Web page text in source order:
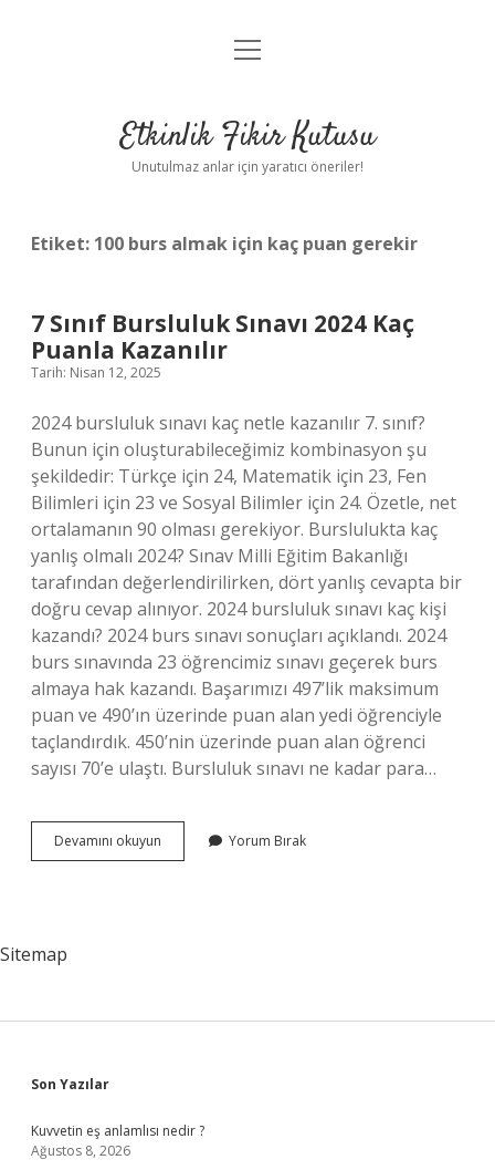
Anasayfa
Yasal Uyarı
menüyü
Etkinlik Fikir Kutusu
Unutulmaz anlar için yaratıcı öneriler!
Etiket: 100 burs almak için kaç puan gerekir
7 Sınıf Bursluluk Sınavı 2024 Kaç
Puanla Kazanılır
Tarih: Nisan 12, 2025
2024 bursluluk sınavı kaç netle kazanılır 7. sınıf?
Bunun için oluşturabileceğimiz kombinasyon şu
şekildedir: Türkçe için 24, Matematik için 23, Fen
Bilimleri için 23 ve Sosyal Bilimler için 24. Özetle, net
ortalamanın 90 olması gerekiyor. Burslulukta kaç
yanlış olmalı 2024? Sınav Milli Eğitim Bakanlığı
tarafından değerlendirilirken, dört yanlış cevapta bir
doğru cevap alınıyor. 2024 bursluluk sınavı kaç kişi
kazandı? 2024 burs sınavı sonuçları açıklandı. 2024
burs sınavında 23 öğrencimiz sınavı geçerek burs
almaya hak kazandı. Başarımızı 497’lik maksimum
puan ve 490’ın üzerinde puan alan yedi öğrenciyle
taçlandırdık. 450’nin üzerinde puan alan öğrenci
sayısı 70’e ulaştı. Bursluluk sınavı ne kadar para…
Devamını okuyun
Sınıf
Yorum Bırak
Sitemap
Sidebar
Son Yazılar
Kuvvetin eş anlamlısı nedir ?
Ağustos 8, 2026